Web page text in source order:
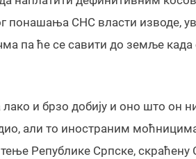
понашања СНС власти изводе,
па ће се савити до земље
и брзо добију и оно што он
али то иностраним
Републике Српске, скраћену